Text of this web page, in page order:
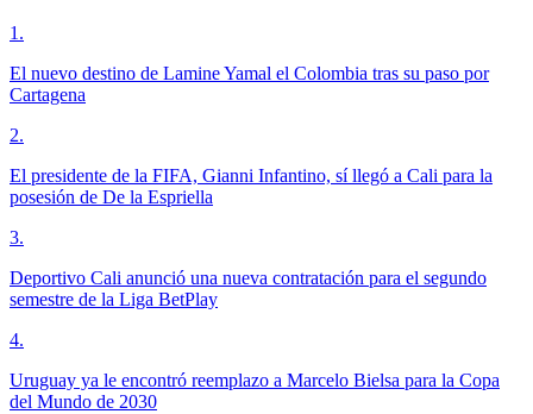
1 .
El nuevo destino de Lamine Yamal el Colombia tras su paso por
Cartagena
2.
El presidente de la FIFA, Gianni Infantino, sí llegó a Cali para la
posesión de De la Espriella
3.
Deportivo Cali anunció una nueva contratación para el segundo
semestre de la Liga BetPlay
4.
Uruguay ya le encontró reemplazo a Marcelo Bielsa para la Copa
del Mundo de 2030